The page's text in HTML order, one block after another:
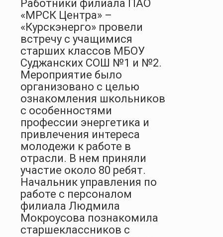
Работники филиала ПАО
«МРСК Центра» –
«Курскэнерго» провели
встречу с учащимися
старших классов МБОУ
Суджанских СОШ №1 и №2.
Мероприятие было
организовано с целью
ознакомления школьников
с особенностями
профессии энергетика и
привлечения интереса
молодежи к работе в
отрасли. В нем приняли
участие около 80 ребят.
Начальник управления по
работе с персоналом
филиала Людмила
Мокроусова познакомила
старшеклассников с